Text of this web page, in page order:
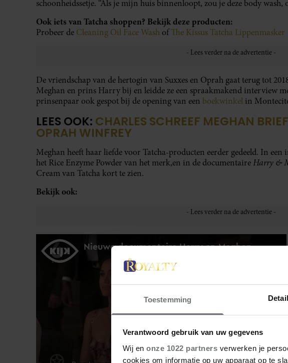
Toestemming
Verantwoord gebruik van uw gegevens
Wij en onze 1022 partners verwerken je
cookies om informatie op uw apparaat op te
schoonheidssetje. “Als je mijn huis binnenloopt, zou je deze body wash,
Ook iets van Tatcha shoppen? Bekijk deze producten:
Probeer de Cleaning Oil Face Wash ofThe Kissus Tatcha Lippenmasker
De vriendschap van de hertogin van Suxxes en Oprah gaat terug tot
Meghan en prins Harry bij en leidde ze een spraakmakend interview
prinsenpaar ook gespot bij de opening van een boekwinkel in
LEES OOK: CHARLES SCHREEF MEGHAN
OPRAH WINFREY
Meghan heeft haar liefde voor Tatcha-producten eerder gedeeld. In een
het Rice Enzyme Powder van het merk,en in de documentaire Harry &
Cream van Tatcha kort te zien.
Bekijk ook: